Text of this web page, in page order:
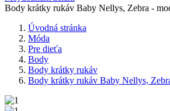
Body krátky rukáv Baby Nellys, Zebra -
Úvodná stránka
Móda
Pre dieťa
Body
Body krátky rukáv
Body krátky rukáv Baby Nellys,